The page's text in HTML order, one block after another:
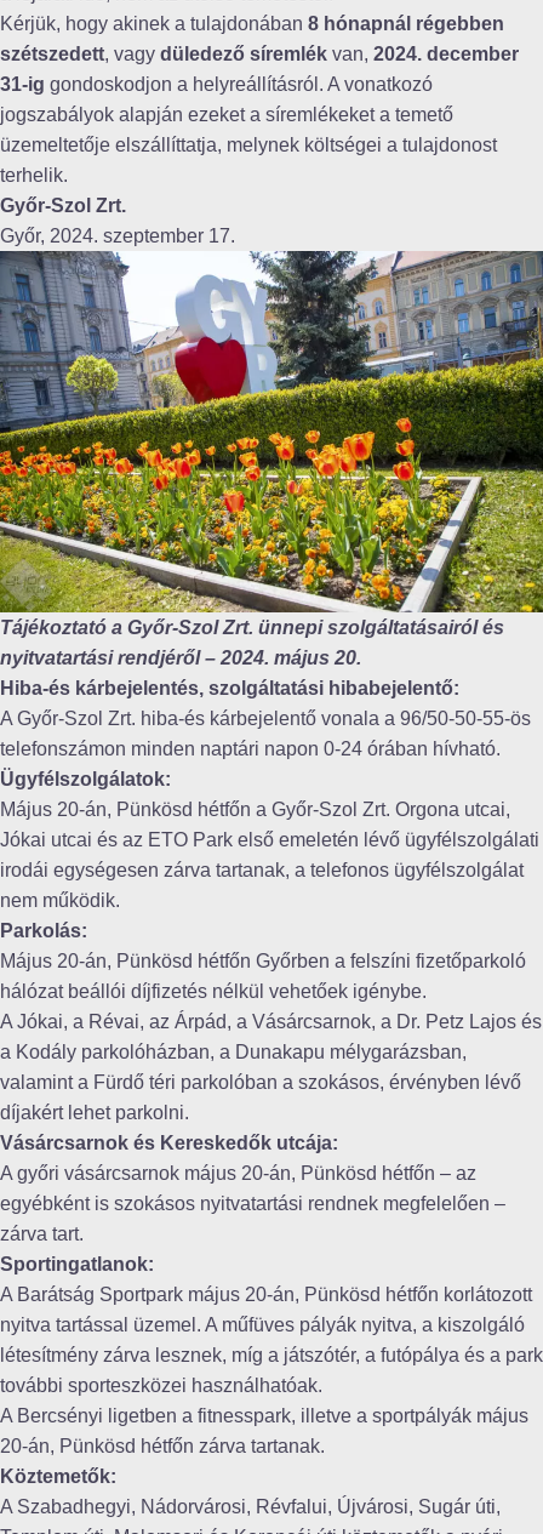
Kérjük, hogy akinek a tulajdonában 8 hónapnál régebben
szétszedett, vagy düledező síremlék van, 2024. december
31-ig gondoskodjon a helyreállításról. A vonatkozó
jogszabályok alapján ezeket a síremlékeket a temető
üzemeltetője elszállíttatja, melynek költségei a tulajdonost
terhelik.
Győr-Szol Zrt.
Győr, 2024. szeptember 17.
Tájékoztató a Győr-Szol Zrt. ünnepi szolgáltatásairól és
nyitvatartási rendjéről – 2024. május 20.
Hiba-és kárbejelentés, szolgáltatási hibabejelentő:
A Győr-Szol Zrt. hiba-és kárbejelentő vonala a 96/50-50-55-ös
telefonszámon minden naptári napon 0-24 órában hívható.
Ügyfélszolgálatok:
Május 20-án, Pünkösd hétfőn a Győr-Szol Zrt. Orgona utcai,
Jókai utcai és az ETO Park első emeletén lévő ügyfélszolgálati
irodái egységesen zárva tartanak, a telefonos ügyfélszolgálat
nem működik.
Parkolás:
Május 20-án, Pünkösd hétfőn Győrben a felszíni fizetőparkoló
hálózat beállói díjfizetés nélkül vehetőek igénybe.
A Jókai, a Révai, az Árpád, a Vásárcsarnok, a Dr. Petz Lajos és
a Kodály parkolóházban, a Dunakapu mélygarázsban,
valamint a Fürdő téri parkolóban a szokásos, érvényben lévő
díjakért lehet parkolni.
Vásárcsarnok és Kereskedők utcája:
A győri vásárcsarnok május 20-án, Pünkösd hétfőn – az
egyébként is szokásos nyitvatartási rendnek megfelelően –
zárva tart.
Sportingatlanok:
A Barátság Sportpark május 20-án, Pünkösd hétfőn korlátozott
nyitva tartással üzemel. A műfüves pályák nyitva, a kiszolgáló
létesítmény zárva lesznek, míg a játszótér, a futópálya és a park
további sporteszközei használhatóak.
A Bercsényi ligetben a fitnesspark, illetve a sportpályák május
20-án, Pünkösd hétfőn zárva tartanak.
Köztemetők:
A Szabadhegyi, Nádorvárosi, Révfalui, Újvárosi, Sugár úti,